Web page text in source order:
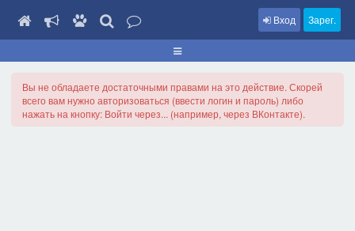
Вход Зарег.
Вы не обладаете достаточными правами на это действие. Скорей
всего вам нужно авторизоваться (ввести логин и пароль) либо
нажать на кнопку: Войти через... (например, через ВКонтакте).